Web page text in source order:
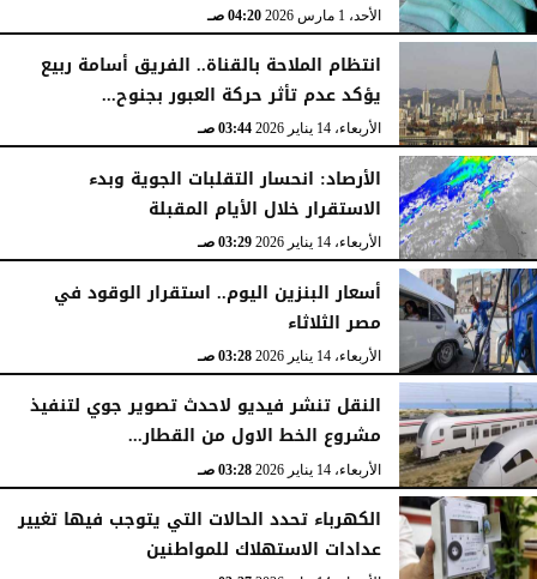
الأحد، 1 مارس 2026 04:20 صـ
انتظام الملاحة بالقناة.. الفريق أسامة ربيع
يؤكد عدم تأثر حركة العبور بجنوح...
الأربعاء، 14 يناير 2026 03:44 صـ
الأرصاد: انحسار التقلبات الجوية وبدء
الاستقرار خلال الأيام المقبلة
الأربعاء، 14 يناير 2026 03:29 صـ
أسعار البنزين اليوم.. استقرار الوقود في
مصر الثلاثاء
الأربعاء، 14 يناير 2026 03:28 صـ
النقل تنشر فيديو لاحدث تصوير جوي لتنفيذ
مشروع الخط الاول من القطار...
الأربعاء، 14 يناير 2026 03:28 صـ
الكهرباء تحدد الحالات التي يتوجب فيها تغيير
عدادات الاستهلاك للمواطنين